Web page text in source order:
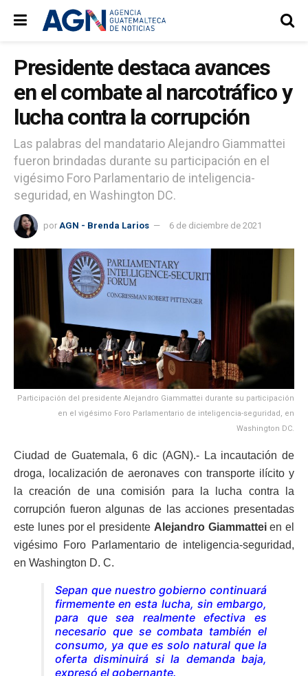
Presidente destaca avances
en el combate al narcotráfico y
lucha contra la corrupción
Las palabras del mandatario Alejandro Giammattei
fueron brindadas durante su participación en el
vigésimo Foro Parlamentario de inteligencia-
seguridad, en Washington DC.
por AGN - Brenda Larios 6 de diciembre de 2021
Participación del presidente Alejandro Giammattei durante su participación
en el vigésimo Foro Parlamentario de inteligencia-seguridad, en
Washington DC.
Ciudad de Guatemala, 6 dic (AGN).- La incautación de
droga, localización de aeronaves con transporte ilícito y
la creación de una comisión para la lucha contra la
corrupción fueron algunas de las acciones presentadas
este lunes por el presidente Alejandro Giammatteien el
vigésimo Foro Parlamentario de inteligencia-seguridad,
en Washington D. C.
Sepan que nuestro gobierno continuará
firmemente en esta lucha, sin embargo,
para que sea realmente efectiva es
necesario que se combata también el
consumo, ya que es solo natural que la
oferta disminuirá si la demanda baja,
expresó el gobernante.